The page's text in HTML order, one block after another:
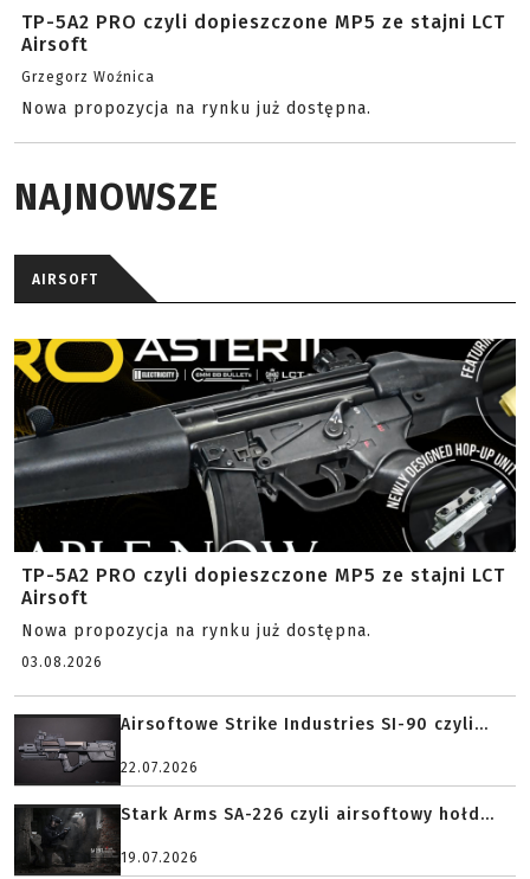
TP-5A2 PRO czyli dopieszczone MP5 ze stajni LCT
Airsoft
Grzegorz Woźnica
Nowa propozycja na rynku już dostępna.
NAJNOWSZE
AIRSOFT
TP-5A2 PRO czyli dopieszczone MP5 ze stajni LCT
Airsoft
Nowa propozycja na rynku już dostępna.
03.08.2026
Airsoftowe Strike Industries SI-90 czyli...
22.07.2026
Stark Arms SA-226 czyli airsoftowy hołd...
19.07.2026